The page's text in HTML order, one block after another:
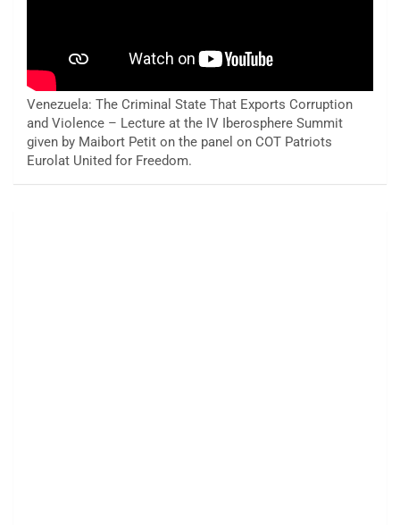
Venezuela: The Criminal State That Exports Corruption
and Violence – Lecture at the IV Iberosphere Summit
given by Maibort Petit on the panel on COT Patriots
Eurolat United for Freedom.